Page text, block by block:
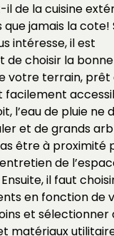
il de la cuisine
que jamais la cote!
intéresse, il est
de choisir la bonne
votre terrain, prêt
facilement
l’eau de pluie ne
et de grands
être à proximité
de
il faut
en fonction de
et sélectionner
matériaux